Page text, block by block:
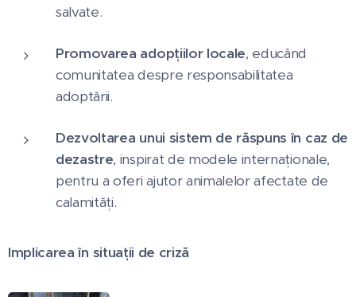
salvate.
Promovarea adopțiilor locale, educând
comunitatea despre responsabilitatea
adoptării.
Dezvoltarea unui sistem de răspuns în caz de
dezastre, inspirat de modele internaționale,
pentru a oferi ajutor animalelor afectate de
calamități.
Implicarea în situații de criză